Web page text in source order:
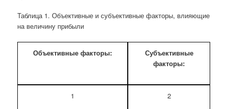
Таблица 1. Объективные и субъективные факторы, влияющие
на величину прибыли
Объективные факторы:
Субъективные
факторы:
1 2